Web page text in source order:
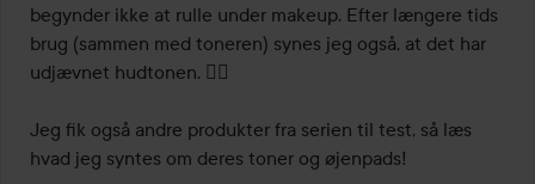
begynder ikke at rulle under makeup. Efter længere tids
brug (sammen med toneren) synes jeg også, at det har
udjævnet hudtonen. 👌🏼
Jeg fik også andre produkter fra serien til test, så læs
hvad jeg syntes om deres toner og øjenpads!